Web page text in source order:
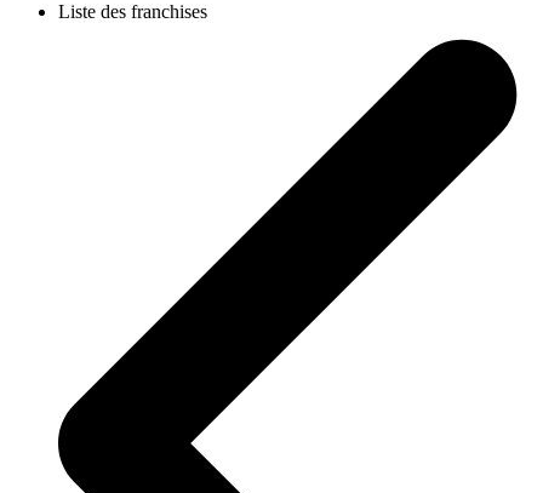
Liste des franchises